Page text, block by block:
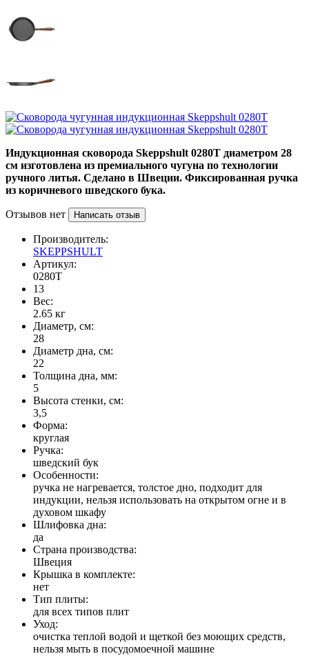
Индукционная сковорода Skeppshult 0280T диаметром 28
см изготовлена из премиального чугуна по технологии
ручного литья. Сделано в Швеции. Фиксированная ручка
из коричневого шведского бука.
Отзывов нет Написать отзыв
Производитель:
SKEPPSHULT
Артикул:
0280T
13
Вес:
2.65 кг
Диаметр, см:
28
Диаметр дна, см:
22
Толщина дна, мм:
5
Высота стенки, см:
3,5
Форма:
круглая
Ручка:
шведский бук
Особенности:
ручка не нагревается, толстое дно, подходит для
индукции, нельзя использовать на открытом огне и в
духовом шкафу
Шлифовка дна:
да
Страна производства:
Швеция
Крышка в комплекте:
нет
Тип плиты:
для всех типов плит
Уход:
очистка теплой водой и щеткой без моющих средств,
нельзя мыть в посудомоечной машине